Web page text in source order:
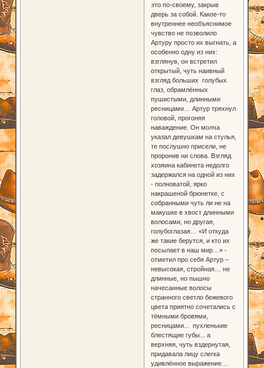
это по-своему, закрыв
дверь за собой. Какое-то
внутреннее необъяснимое
чувство не позволило
Артуру просто их выгнать, а
особенно одну из них:
взглянув, он встретил
открытый, чуть наивный
взгляд больших голубых
глаз, обрамлённых
пушистыми, длинными
ресницами… Артур тряхнул
головой, прогоняя
наваждение. Он молча
указал девушкам на стулья,
те послушно присели, не
проронив ни слова. Взгляд
хозяина кабинета недолго
задержался на одной из них
- полноватой, ярко
накрашеной брюнетке, с
собранными чуть ли не на
макушке в хвост длинными
волосами, но другая,
голубоглазая… «И откуда
же такие берутся, и кто их
посылает в наш мир…» -
отметил про себя Артур –
невысокая, стройная… не
длинные, но пышно
начесанные волосы
странного светло бежевого
цвета приятно сочетались с
тёмными бровями,
ресницами... пухленькие
блестящие губы... а
верхняя, чуть вздернутая,
придавала лицу слегка
удивлённое выражение…